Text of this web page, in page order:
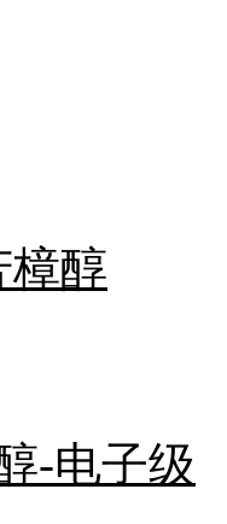
樟醇
-电子级